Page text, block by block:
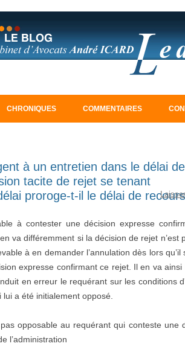
CHRONIQUES COMMENTAIRES
à un entretien dans le délai
tacite de rejet se tenant
proroge-t-il le délai de
à contester une décision expresse
va différemment si la décision de rejet n’est
à en demander l’annulation dès lors qu’il
expresse confirmant ce rejet. Il en va ainsi
en erreur le requérant sur les conditions
a été initialement opposé.
opposable au requérant qui conteste une
l’administration